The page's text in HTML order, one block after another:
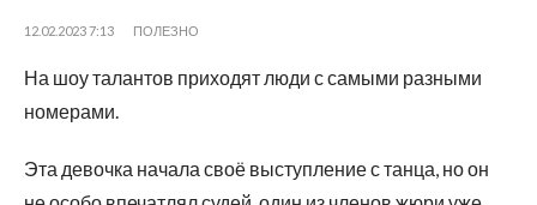
12.02.2023 7:13 ПОЛЕЗНО
На шоу талантов приходят люди с самыми разными
номерами.
Эта девочка начала своё выступление с танца, но он